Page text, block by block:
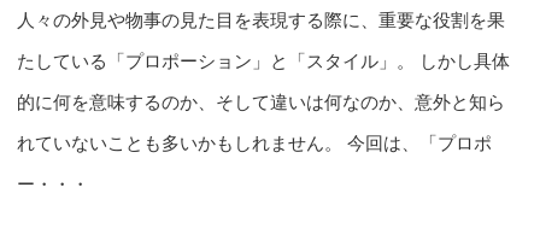
人々の外見や物事の見た目を表現する際に、重要な役割を果
たしている「プロポーション」と「スタイル」。 しかし具体
的に何を意味するのか、そして違いは何なのか、意外と知ら
れていないことも多いかもしれません。 今回は、「プロポ
ー・・・